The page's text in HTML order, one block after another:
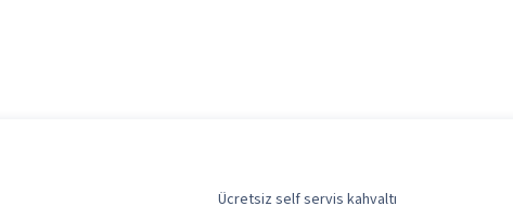
Ücretsiz self servis kahvaltı